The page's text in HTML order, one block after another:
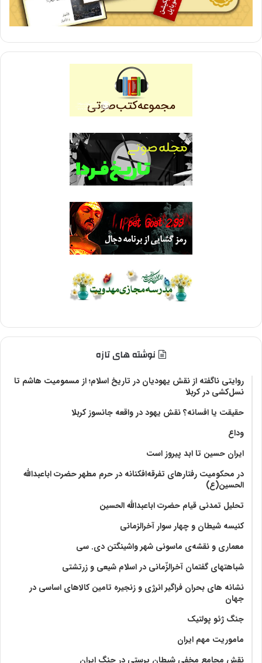
نوشته های تازه
روایتی ناگفته از نقش یهودیان در تاریخ اسلام؛ از مسمومیت هاشم تا
نسل‌کشی در کربلا
حقیقت یا افسانه؟‌ نقش یهود در واقعه جانسوز کربلا
وداع
ایران حسین تا ابد پیروز است
در محکومیت رفتارهای تفرقه‌افکنانه در حرم مطهر حضرت اباعبدالله
الحسین(ع)
تحلیل تمدنی قیام حضرت اباعبدالله الحسین
کنیسه شیطان و چهار سوار آخرالزمانی
معماری و نقشه‌ی ماسونی شهر واشينگتن دی. سی
شباهتهای گفتمان آخر‌الزّمانی در اسلام شیعی و زرتشتی
نشانه های بحران فراگیر انرژی و زنجیره تامین کالاهای اساسی در
جهان
جنگ ژئو پولتیک
ماموریت مهم ایران
نقش مجامع مخفی شیطان پرستی در جنگ ایران